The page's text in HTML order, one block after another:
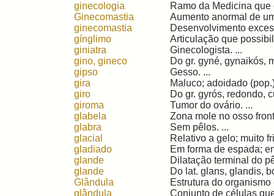
ginecologia
Ramo da Medicina
Ginecomastia
Aumento anormal de
ginecomastia
Desenvolvimento
gínglimo
Articulação que
giniatra
Ginecologista. ...
gino, gineco
Do gr. gyné, gynaikós,
gipso
Gesso. ...
gira
Maluco; adoidado
giro
Do gr. gyrós, redondo,
giroma
Tumor do ovário. ...
glabela
Zona mole no osso
glabra
Sem pêlos. ...
glacial
Relativo a gelo; muito
gladiado
Em forma de espada;
glande
Dilatação terminal do
glande
Do lat. glans, glandis,
Glândula
Estrutura do
glândula
Conjunto de células